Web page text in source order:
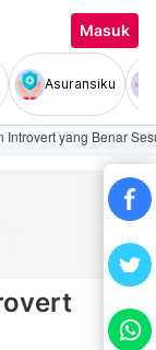
Masuk
Asuransiku
Introvert yang Benar